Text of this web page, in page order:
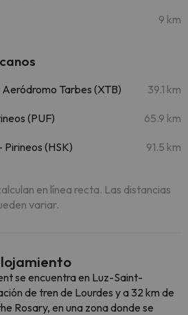
9 km
Tarbes (XTB) 39.1 km
(PUF) 65.9 km
(HSK) 91.5 km
en línea recta. Las distancias
variar.
se encuentra en Luz-Saint-
de tren de Lourdes y a 32 km de
Rosary, en una zona donde se